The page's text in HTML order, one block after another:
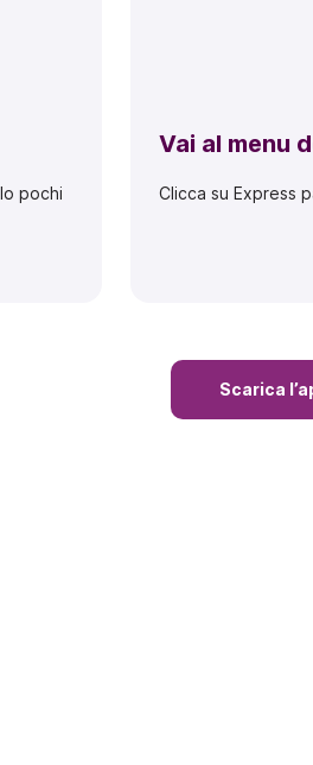
pochi
Vai al menu
Clicca su Express
Scarica